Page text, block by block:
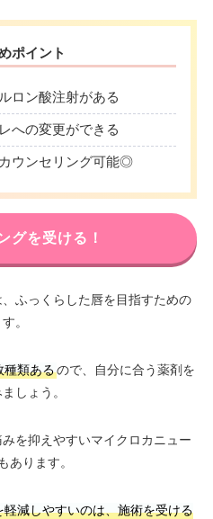
ポイント
ロン酸注射がある
への変更ができる
ウンセリング可能◎
グを受ける！
ふっくらした唇を目指すための
。
種類あるので、自分に合う薬剤を
しょう。
を抑えやすいマイクロカニュー
あります。
減しやすいのは、施術を受ける